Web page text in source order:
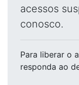
acessos
conosco.
Para liberar o
responda ao